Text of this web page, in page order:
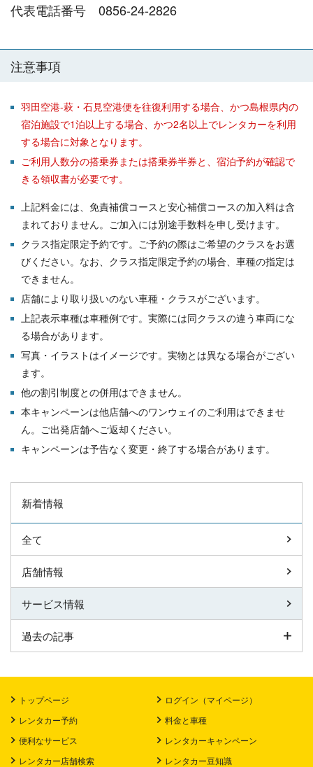
代表電話番号 0856-24-2826
注意事項
羽田空港-萩・石見空港便を往復利用する場合、かつ島根県内の
宿泊施設で1泊以上する場合、かつ2名以上でレンタカーを利用
する場合に対象となります。
ご利用人数分の搭乗券または搭乗券半券と、宿泊予約が確認で
きる領収書が必要です。
上記料金には、免責補償コースと安心補償コースの加入料は含
まれておりません。ご加入には別途手数料を申し受けます。
クラス指定限定予約です。ご予約の際はご希望のクラスをお選
びください。なお、クラス指定限定予約の場合、車種の指定は
できません。
店舗により取り扱いのない車種・クラスがございます。
上記表示車種は車種例です。実際には同クラスの違う車両にな
る場合があります。
写真・イラストはイメージです。実物とは異なる場合がござい
ます。
他の割引制度との併用はできません。
本キャンペーンは他店舗へのワンウェイのご利用はできませ
ん。ご出発店舗へご返却ください。
キャンペーンは予告なく変更・終了する場合があります。
新着情報
全て
店舗情報
サービス情報
過去の記事
トップページ
ログイン（マイページ）
レンタカー予約
料金と車種
便利なサービス
レンタカーキャンペーン
レンタカー店舗検索
レンタカー豆知識